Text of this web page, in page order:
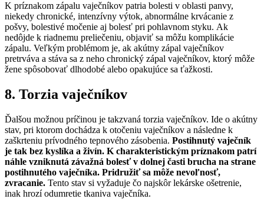
K príznakom zápalu vaječníkov patria bolesti v oblasti panvy,
niekedy chronické, intenzívny výtok, abnormálne krvácanie z
pošvy, bolestivé močenie aj bolesť pri pohlavnom styku. Ak
nedôjde k riadnemu preliečeniu, objaviť sa môžu komplikácie
zápalu. Veľkým problémom je, ak akútny zápal vaječníkov
pretrváva a stáva sa z neho chronický zápal vaječníkov, ktorý môže
žene spôsobovať dlhodobé alebo opakujúce sa ťažkosti.
8. Torzia vaječníkov
Ďalšou možnou príčinou je takzvaná torzia vaječníkov. Ide o akútny
stav, pri ktorom dochádza k otočeniu vaječníkov a následne k
zaškrteniu prívodného tepnového zásobenia. Postihnutý vaječník
je tak bez kyslíka a živín. K charakteristickým príznakom patrí
náhle vzniknutá závažná bolesť v dolnej časti brucha na strane
postihnutého vaječníka. Pridružiť sa môže nevoľnosť,
zvracanie. Tento stav si vyžaduje čo najskôr lekárske ošetrenie,
inak hrozí odumretie tkaniva vaječníka.